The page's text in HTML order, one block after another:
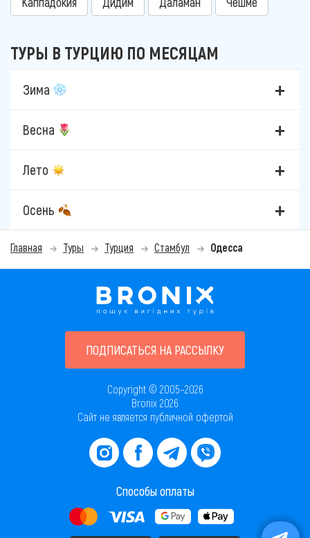
ТУРЫ В ТУРЦИЮ ПО МЕСЯЦАМ
Зима
Весна
Лето
Осень
Главная Туры Турция Стамбул Одесса
ПОДПИСАТЬСЯ НА РАССЫЛКУ
Copyright © 2005–2026
Bronix 2026
Сайт не является публичной офертой
Способы оплаты